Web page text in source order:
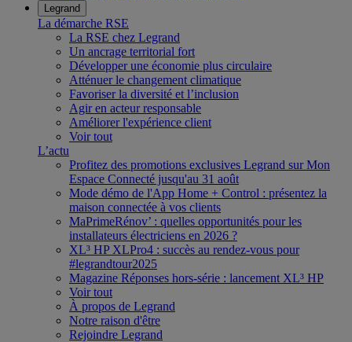
Legrand
La démarche RSE
La RSE chez Legrand
Un ancrage territorial fort
Développer une économie plus circulaire
Atténuer le changement climatique
Favoriser la diversité et l’inclusion
Agir en acteur responsable
Améliorer l'expérience client
Voir tout
L’actu
Profitez des promotions exclusives Legrand sur Mon
Espace Connecté jusqu'au 31 août
Mode démo de l'App Home + Control : présentez la
maison connectée à vos clients
MaPrimeRénov’ : quelles opportunités pour les
installateurs électriciens en 2026 ?
XL³ HP XLPro4 : succès au rendez-vous pour
#legrandtour2025
Magazine Réponses hors-série : lancement XL³ HP
Voir tout
À propos de Legrand
Notre raison d'être
Rejoindre Legrand